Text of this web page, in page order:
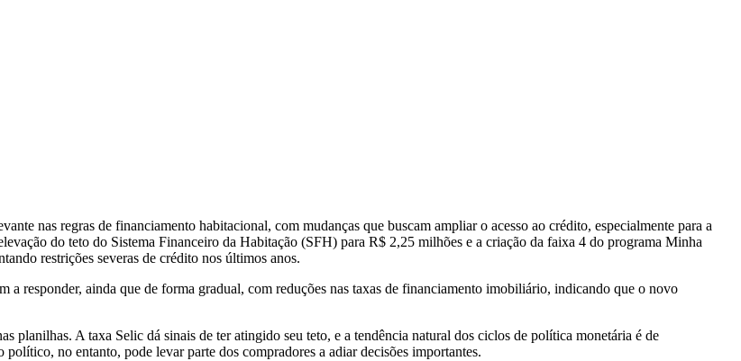
nas regras de financiamento habitacional, com mudanças que buscam ampliar o acesso ao crédito, especialmente para a
do teto do Sistema Financeiro da Habitação (SFH) para R$ 2,25 milhões e a criação da faixa 4 do programa Minha
restrições severas de crédito nos últimos anos.
a responder, ainda que de forma gradual, com reduções nas taxas de financiamento imobiliário, indicando que o novo
planilhas. A taxa Selic dá sinais de ter atingido seu teto, e a tendência natural dos ciclos de política monetária é de
no entanto, pode levar parte dos compradores a adiar decisões importantes.